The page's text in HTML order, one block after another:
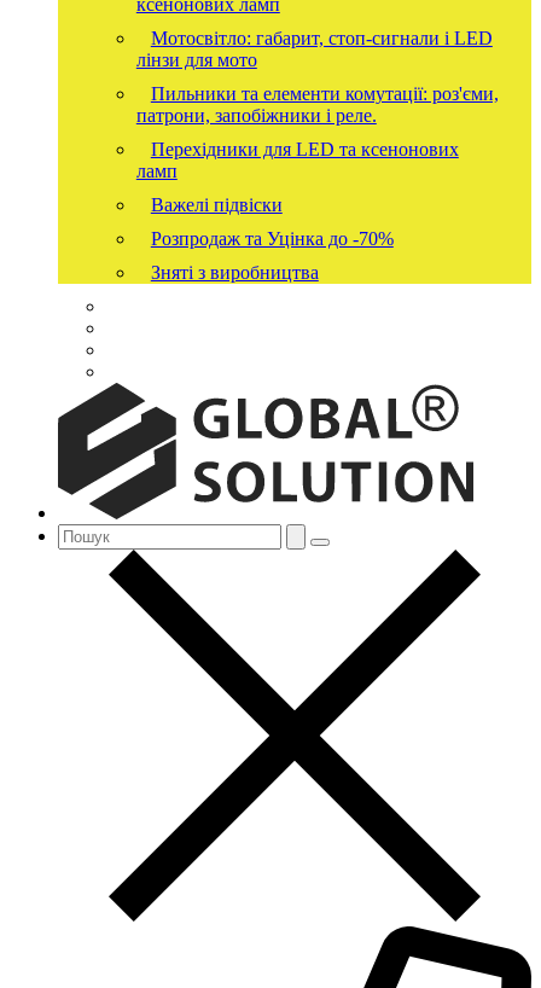
ксенонових ламп
Мотосвітло: габарит, стоп-сигнали і LED
лінзи для мото
Пильники та елементи комутації: роз'єми,
патрони, запобіжники і реле.
Перехідники для LED та ксенонових
ламп
Важелі підвіски
Розпродаж та Уцінка до -70%
Зняті з виробництва